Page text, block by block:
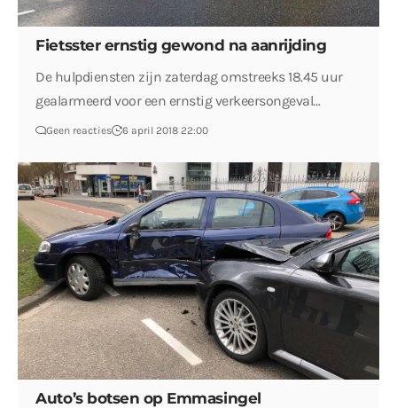
Fietsster ernstig gewond na aanrijding
De hulpdiensten zijn zaterdag omstreeks 18.45 uur
gealarmeerd voor een ernstig verkeersongeval…
Geen reacties 6 april 2018 22:00
Auto’s botsen op Emmasingel